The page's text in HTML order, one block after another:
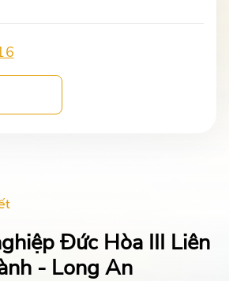
Đức Hòa III Liên
- Long An